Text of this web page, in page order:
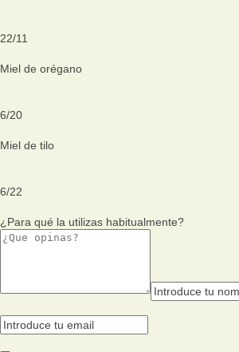
22/11
Miel de orégano
6/20
Miel de tilo
6/22
¿Para qué la utilizas habitualmente?